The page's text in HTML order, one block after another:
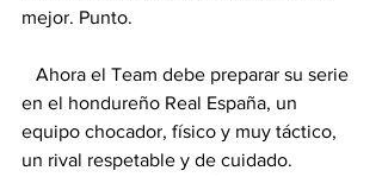
mejor. Punto.
en el hondureño Real España, un
equipo chocador, físico y muy táctico,
un rival respetable y de cuidado.